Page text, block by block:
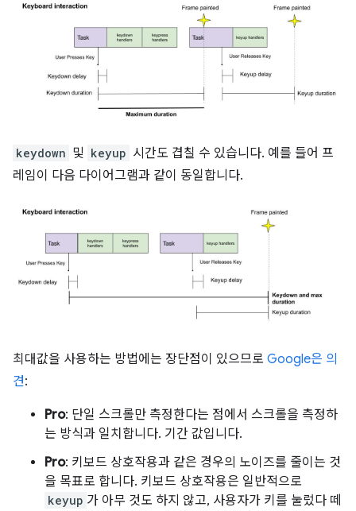
keydown 및 keyup 시간도 겹칠 수 있습니다. 예를 들어 프
레임이 다음 다이어그램과 같이 동일합니다.
최대값을 사용하는 방법에는 장단점이 있으므로 Google은 의
견:
Pro: 단일 스크롤만 측정한다는 점에서 스크롤을 측정하
는 방식과 일치합니다. 기간 값입니다.
Pro: 키보드 상호작용과 같은 경우의 노이즈를 줄이는 것
을 목표로 합니다. 키보드 상호작용은 일반적으로
keyup 가 아무 것도 하지 않고, 사용자가 키를 눌렀다 떼